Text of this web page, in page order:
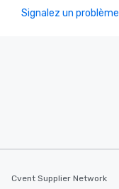
Signalez un problème
Cvent Supplier Network